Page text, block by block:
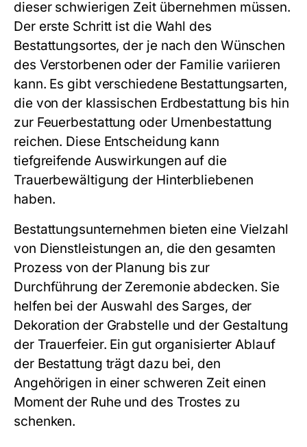
dieser schwierigen Zeit übernehmen müssen.
Der erste Schritt ist die Wahl des
Bestattungsortes, der je nach den Wünschen
des Verstorbenen oder der Familie variieren
kann. Es gibt verschiedene Bestattungsarten,
die von der klassischen Erdbestattung bis hin
zur Feuerbestattung oder Urnenbestattung
reichen. Diese Entscheidung kann
tiefgreifende Auswirkungen auf die
Trauerbewältigung der Hinterbliebenen
haben.
Bestattungsunternehmen bieten eine Vielzahl
von Dienstleistungen an, die den gesamten
Prozess von der Planung bis zur
Durchführung der Zeremonie abdecken. Sie
helfen bei der Auswahl des Sarges, der
Dekoration der Grabstelle und der Gestaltung
der Trauerfeier. Ein gut organisierter Ablauf
der Bestattung trägt dazu bei, den
Angehörigen in einer schweren Zeit einen
Moment der Ruhe und des Trostes zu
schenken.